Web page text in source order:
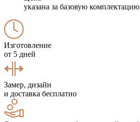
указана за базовую комплектацию
Изготовление
от 5 дней
Замер, дизайн
и доставка бесплатно